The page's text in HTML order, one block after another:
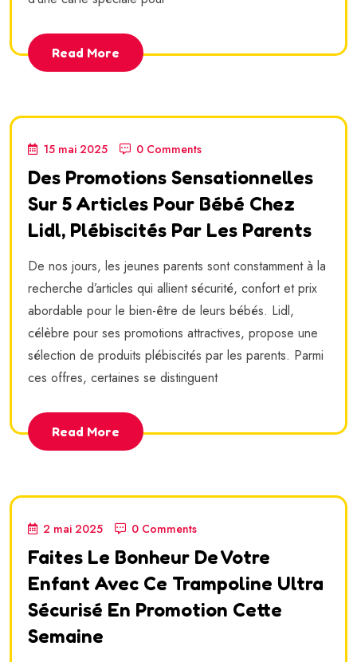
Read More
15 mai 2025 0 Comments
Des Promotions Sensationnelles
Sur 5 Articles Pour Bébé Chez
Lidl, Plébiscités Par Les Parents
De nos jours, les jeunes parents sont constamment à la
recherche d’articles qui allient sécurité, confort et prix
abordable pour le bien-être de leurs bébés. Lidl,
célèbre pour ses promotions attractives, propose une
sélection de produits plébiscités par les parents. Parmi
ces offres, certaines se distinguent
Read More
2 mai 2025 0 Comments
Faites Le Bonheur De Votre
Enfant Avec Ce Trampoline Ultra
Sécurisé En Promotion Cette
Semaine